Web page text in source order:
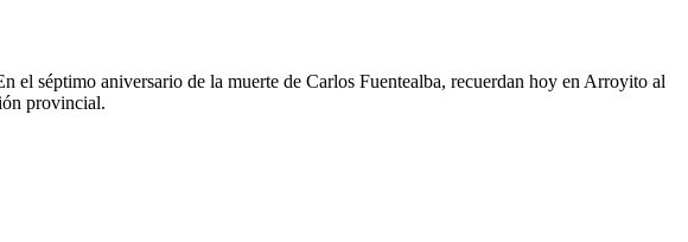
séptimo aniversario de la muerte de Carlos Fuentealba, recuerdan hoy en Arroyito al
provincial.